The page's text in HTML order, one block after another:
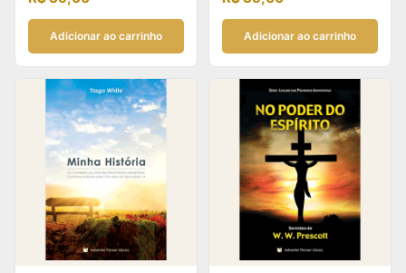
Adicionar ao carrinho Adicionar ao carrinho